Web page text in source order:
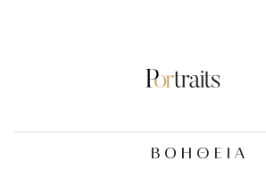
ΒΟΗΘΕΙΑ